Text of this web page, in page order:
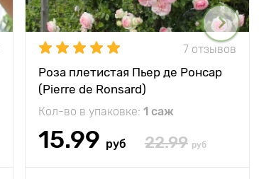
7 отзывов
Роза плетистая Пьер де Ронсар
(Pierre de Ronsard)
Кол-во в упаковке: 1 саж
15.99 руб 22.99 руб